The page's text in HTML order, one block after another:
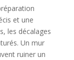
et une
les décalages
Un mur
ruiner un